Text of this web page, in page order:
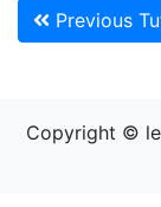
Previous
Copyright ©